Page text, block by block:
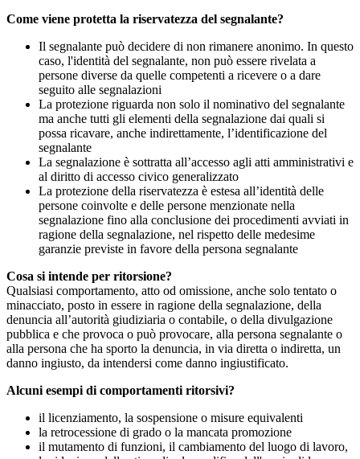
Come viene protetta la riservatezza del segnalante?
Il segnalante può decidere di non rimanere anonimo. In questo
caso, l'identità del segnalante, non può essere rivelata a
persone diverse da quelle competenti a ricevere o a dare
seguito alle segnalazioni
La protezione riguarda non solo il nominativo del segnalante
ma anche tutti gli elementi della segnalazione dai quali si
possa ricavare, anche indirettamente, l’identificazione del
segnalante
La segnalazione è sottratta all’accesso agli atti amministrativi e
al diritto di accesso civico generalizzato
La protezione della riservatezza è estesa all’identità delle
persone coinvolte e delle persone menzionate nella
segnalazione fino alla conclusione dei procedimenti avviati in
ragione della segnalazione, nel rispetto delle medesime
garanzie previste in favore della persona segnalante
Cosa si intende per ritorsione?
Qualsiasi comportamento, atto od omissione, anche solo tentato o
minacciato, posto in essere in ragione della segnalazione, della
denuncia all’autorità giudiziaria o contabile, o della divulgazione
pubblica e che provoca o può provocare, alla persona segnalante o
alla persona che ha sporto la denuncia, in via diretta o indiretta, un
danno ingiusto, da intendersi come danno ingiustificato.
Alcuni esempi di comportamenti ritorsivi?
il licenziamento, la sospensione o misure equivalenti
la retrocessione di grado o la mancata promozione
il mutamento di funzioni, il cambiamento del luogo di lavoro,